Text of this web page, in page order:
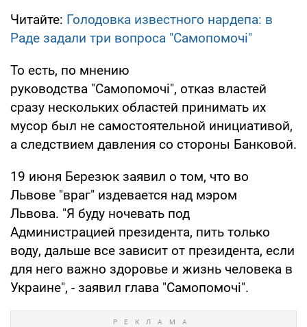
Читайте: Голодовка известного нардепа: в
Раде задали три вопроса "Самопомочі"
То есть, по мнению
руководства "Самопомочі", отказ властей
сразу нескольких областей принимать их
мусор был не самостоятельной инициативой,
а следствием давления со стороны Банковой.
19 июня Березюк заявил о том, что во
Львове "враг" издевается над мэром
Львова. "Я буду ночевать под
Администрацией президента, пить только
воду, дальше все зависит от президента, если
для него важно здоровье и жизнь человека в
Украине", - заявил глава "Самопомочі".